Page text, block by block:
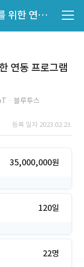
다수의 LED 디바이스 제어를 위한 연동 프로그램 구축
연동 프로그램
ㆍ블루투스
등록 일자 2023.02.23.
35,000,000원
120일
22명